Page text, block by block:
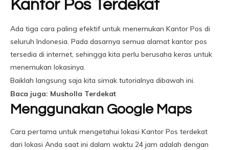
Kantor Pos Terdekat
Ada tiga cara paling efektif untuk menemukan Kantor Pos di
seluruh Indonesia. Pada dasarnya semua alamat kantor pos
tersedia di internet, sehingga kita perlu berusaha keras untuk
menemukan lokasinya.
Baiklah langsung saja kita simak tutorialnya dibawah ini.
Baca juga: Musholla Terdekat
Menggunakan Google Maps
Cara pertama untuk mengetahui lokasi Kantor Pos terdekat
dari lokasi Anda saat ini dalam waktu 24 jam adalah dengan